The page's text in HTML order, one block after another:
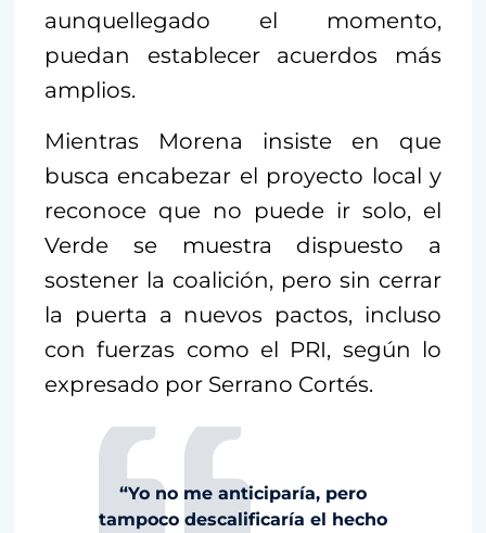
aunquellegado el momento,
puedan establecer acuerdos más
amplios.
Mientras Morena insiste en que
busca encabezar el proyecto local y
reconoce que no puede ir solo, el
Verde se muestra dispuesto a
sostener la coalición, pero sin cerrar
la puerta a nuevos pactos, incluso
con fuerzas como el PRI, según lo
expresado por Serrano Cortés.
“Yo no me anticiparía, pero
tampoco descalificaría el hecho